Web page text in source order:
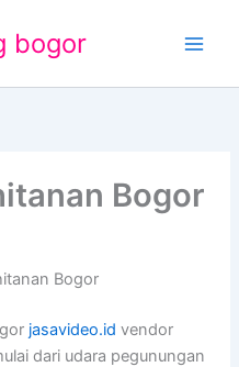
bogor
Bogor
Bogor
jasavideo.id vendor
dari udara pegunungan